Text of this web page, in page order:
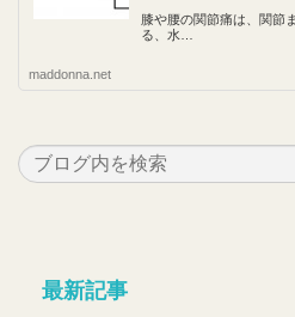
膝や腰の関節痛は、関節
る、水…
maddonna.net
最新記事